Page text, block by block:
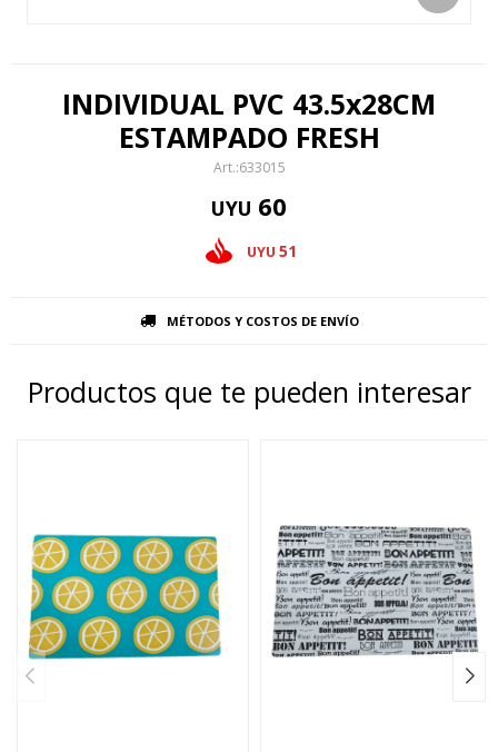
INDIVIDUAL PVC 43.5x28CM
ESTAMPADO FRESH
633015
UYU 60
UYU 51
MÉTODOS Y COSTOS DE ENVÍO
Productos que te pueden interesar